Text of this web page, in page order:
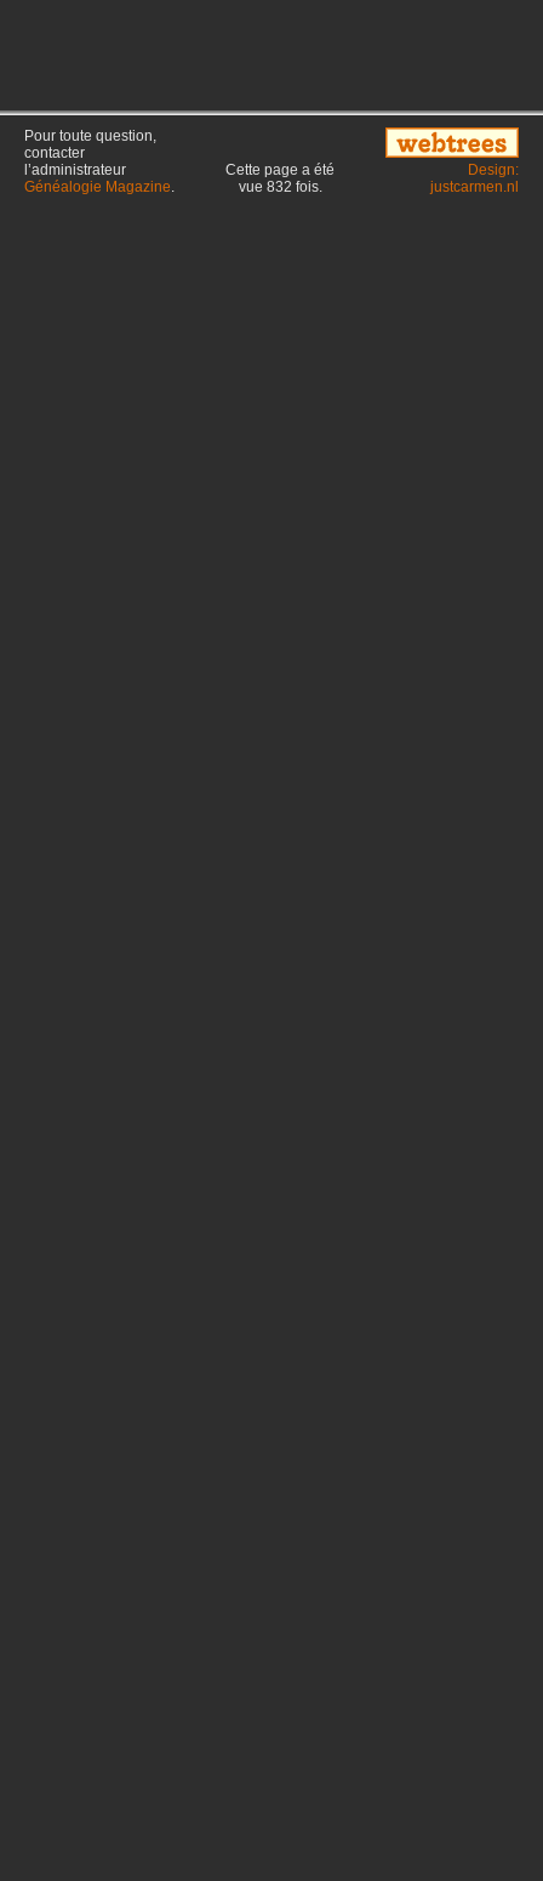
Pour toute question,
contacter
l’administrateur
Généalogie Magazine.
Cette page a été
vue 832 fois.
Design:
justcarmen.nl